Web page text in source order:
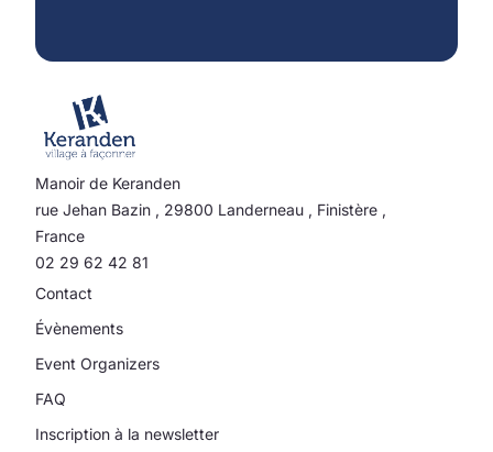
Manoir de Keranden
rue Jehan Bazin , 29800 Landerneau , Finistère ,
France
02 29 62 42 81
Contact
Évènements
Event Organizers
FAQ
Inscription à la newsletter